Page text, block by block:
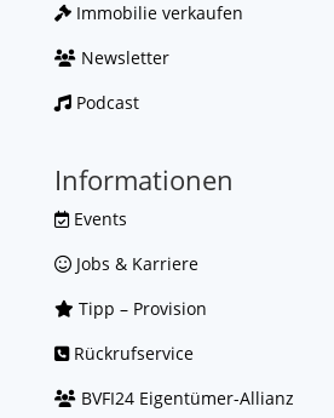
Immobilie verkaufen
Newsletter
Podcast
Informationen
Events
Jobs & Karriere
Tipp – Provision
Rückrufservice
BVFI24 Eigentümer-Allianz